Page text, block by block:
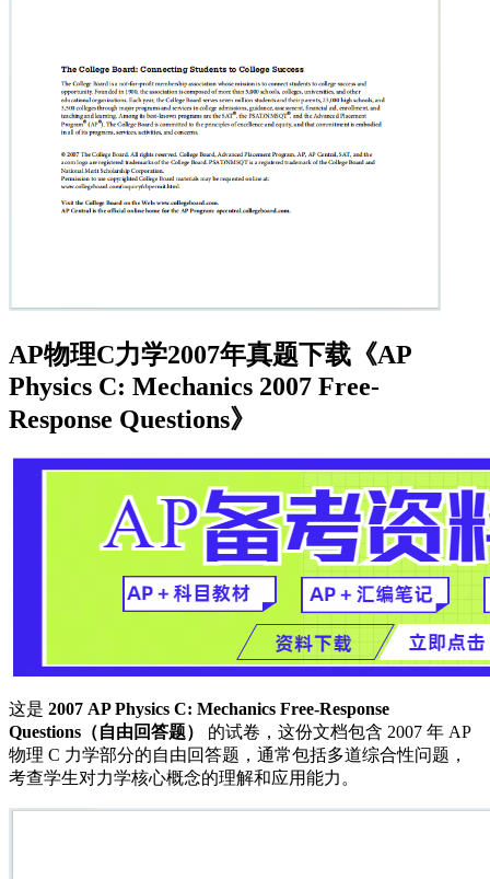
AP物理C力学2007年真题下载《AP
Physics C: Mechanics 2007 Free-
Response Questions》
这是 2007 AP Physics C: Mechanics Free-Response
Questions（自由回答题）
的试卷，这份文档包含 2007 年 AP
物理 C 力学部分的自由回答题，通常包括多道综合性问题，
考查学生对力学核心概念的理解和应用能力。